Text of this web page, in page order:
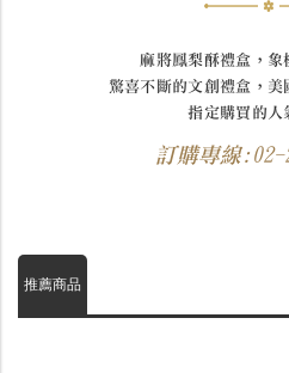
麻將鳳梨酥禮盒，象
驚喜不斷的文創禮盒，
指定購買的人
訂購專線:02-
推薦商品